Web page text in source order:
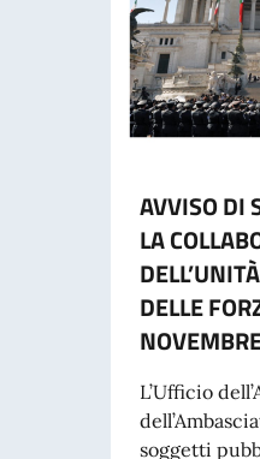
AVVISO DI
LA
DELLE
L’Ufficio
soggetti